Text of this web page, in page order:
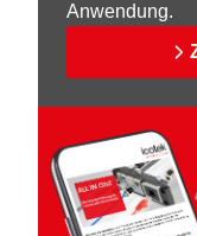
Anwendung.